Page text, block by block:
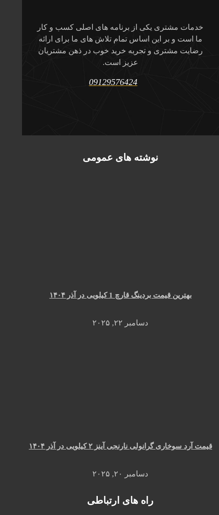
خدمات مشتری یکی از برنامه های اصلی کسب و کار
ما است و بر این اساس تمام تلاش های ما برای ارائه
رضایت مشتری و تجربه خرید خوب در ذهن مشتریان
عزیز است.
09129576424
نوشته های عمومی
بهترین قیمت بردینگ قارچ 1 کیلویی در آذر ۱۴۰۴
دسامبر ۲۲, ۲۰۲۵
قیمت آرد سوخاری گرانولی نارنجی آینز ۲ کیلویی در آذر ۱۴۰۴
دسامبر ۲۰, ۲۰۲۵
راه های ارتباطی